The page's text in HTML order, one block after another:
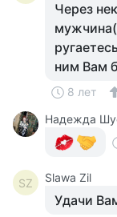
Через
ним Вам
8 лет
Надежда
SZ Slawa Zil
Удачи